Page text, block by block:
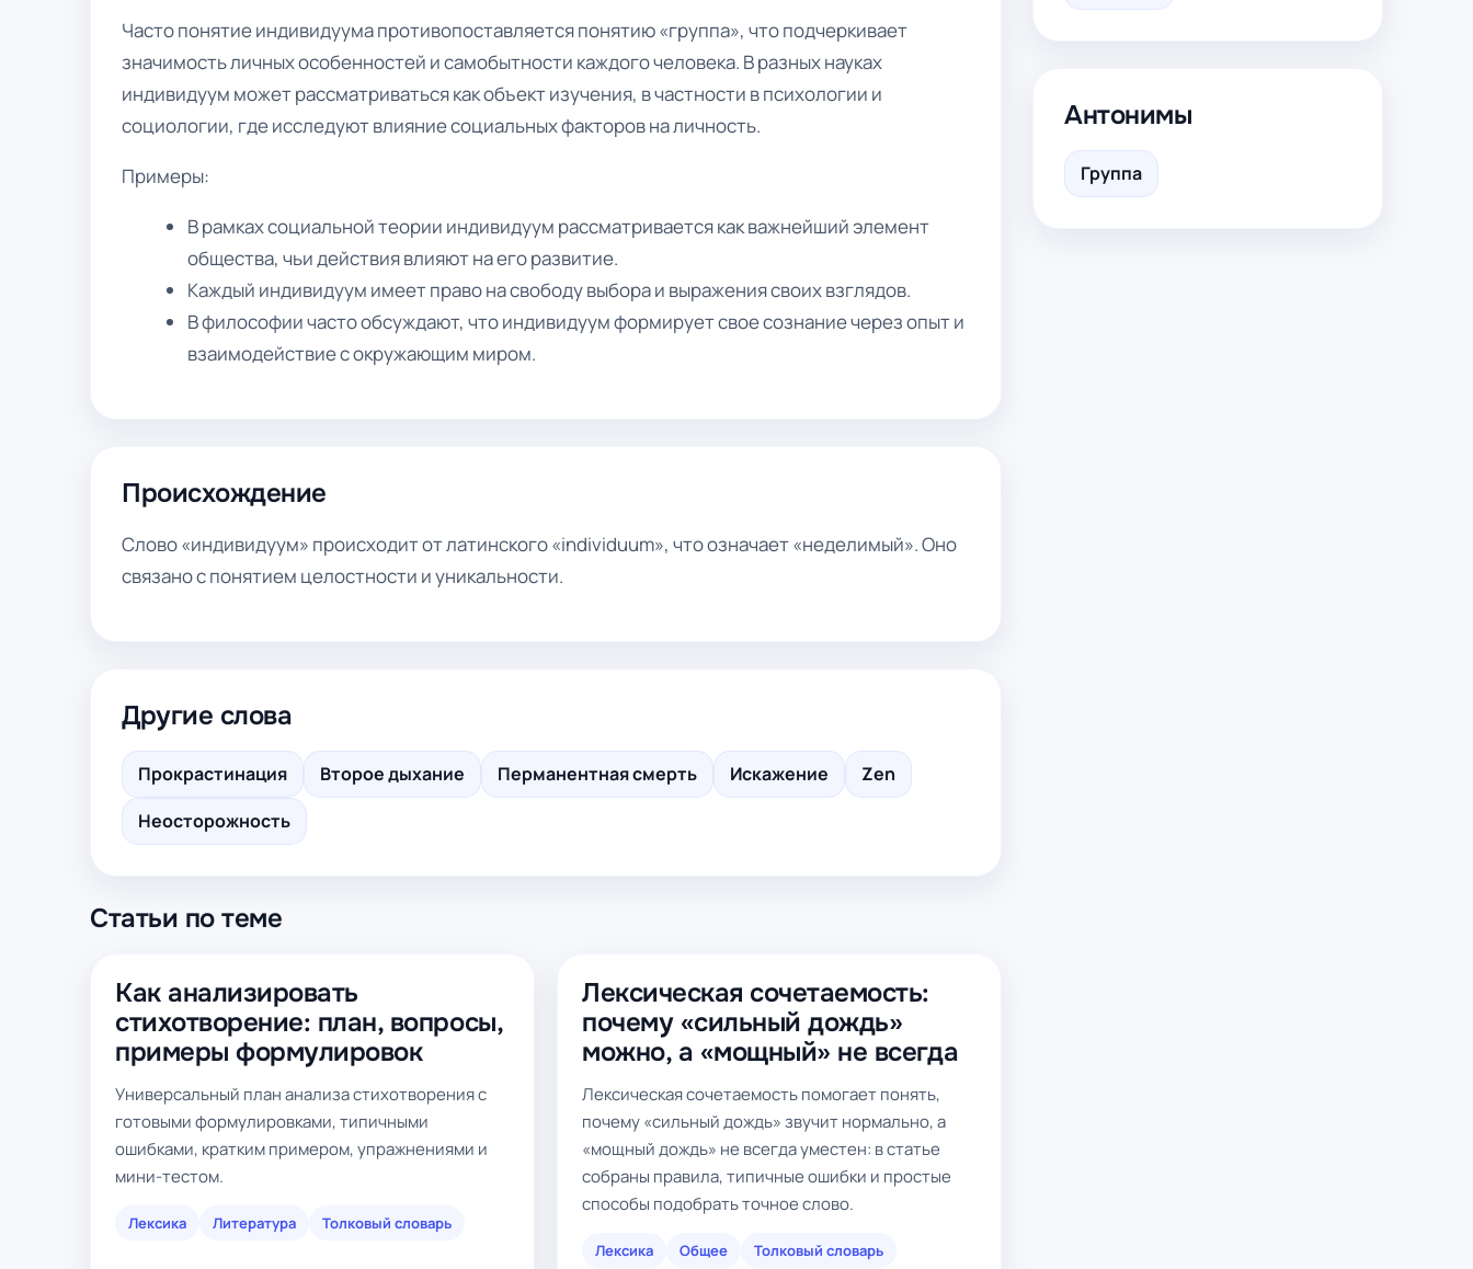
Часто понятие индивидуума противопоставляется понятию «группа», что подчеркивает
значимость личных особенностей и самобытности каждого человека. В разных науках
индивидуум может рассматриваться как объект изучения, в частности в психологии и
социологии, где исследуют влияние социальных факторов на личность.
Примеры:
В рамках социальной теории индивидуум рассматривается как важнейший элемент
общества, чьи действия влияют на его развитие.
Каждый индивидуум имеет право на свободу выбора и выражения своих взглядов.
В философии часто обсуждают, что индивидуум формирует свое сознание через опыт и
взаимодействие с окружающим миром.
Происхождение
Слово «индивидуум» происходит от латинского «individuum», что означает «неделимый». Оно
связано с понятием целостности и уникальности.
Другие слова
Прокрастинация Второе дыхание Перманентная смерть Искажение
Zen
Неосторожность
Статьи по теме
Как анализировать
стихотворение: план, вопросы,
примеры формулировок
Универсальный план анализа стихотворения с
готовыми формулировками, типичными
ошибками, кратким примером, упражнениями и
мини-тестом.
Лексика Литература Толковый словарь
Лексическая сочетаемость:
почему «сильный дождь»
можно, а «мощный» не всегда
Лексическая сочетаемость помогает понять,
почему «сильный дождь» звучит нормально, а
«мощный дождь» не всегда уместен: в статье
собраны правила, типичные ошибки и простые
способы подобрать точное слово.
Лексика Общее Толковый словарь
Антонимы
Группа